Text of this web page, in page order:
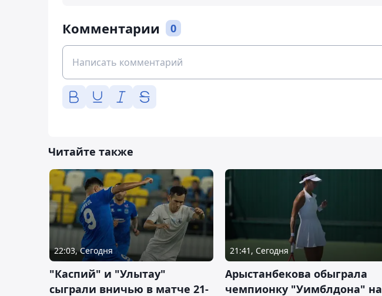
Комментарии 0
Читайте также
22:03, Сегодня
"Каспий" и "Улытау"
сыграли вничью в матче 21-
21:41, Сегодня
Арыстанбекова обыграла
чемпионку "Уимблдона" на